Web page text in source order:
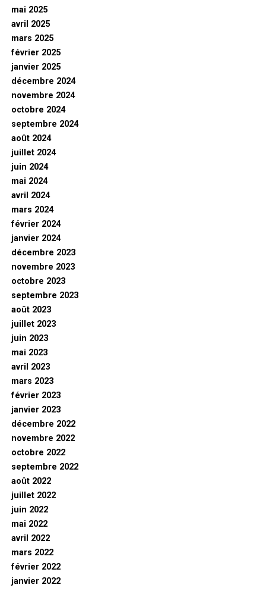
mai 2025
avril 2025
mars 2025
février 2025
janvier 2025
décembre 2024
novembre 2024
octobre 2024
septembre 2024
août 2024
juillet 2024
juin 2024
mai 2024
avril 2024
mars 2024
février 2024
janvier 2024
décembre 2023
novembre 2023
octobre 2023
septembre 2023
août 2023
juillet 2023
juin 2023
mai 2023
avril 2023
mars 2023
février 2023
janvier 2023
décembre 2022
novembre 2022
octobre 2022
septembre 2022
août 2022
juillet 2022
juin 2022
mai 2022
avril 2022
mars 2022
février 2022
janvier 2022